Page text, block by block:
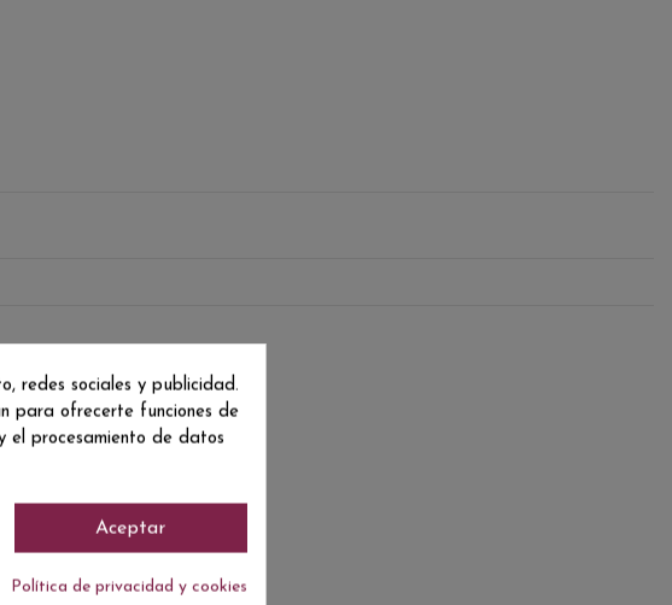
redes sociales y publicidad.
para ofrecerte funciones de
el procesamiento de datos
Aceptar
Política de privacidad y cookies